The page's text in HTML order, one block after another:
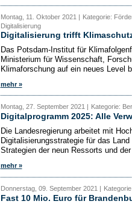
Montag, 11. Oktober 2021 | Kategorie:
Digitalisierung
Digitalisierung trifft
Das Potsdam-Institut für
Ministerium für Wissenschaft,
Klimaforschung auf ein neues Level
mehr »
Montag, 27. September 2021 | Kategorie:
Digitalprogramm 2025: Alle
Die Landesregierung arbeitet mit
Digitalisierungsstrategie für das
Strategien der neun Ressorts und
mehr »
Donnerstag, 09. September 2021 |
Fast 10 Mio. Euro für